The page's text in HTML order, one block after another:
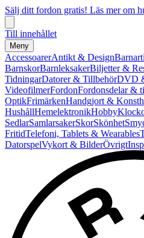
Sälj ditt fordon gratis! Läs mer om
Till innehållet
Meny
AccessoarerAntikt & Design
BarnskorBarnleksakerBiljetter &
TidningarDatorer & TillbehörDVD
VideofilmerFordonFordonsdelar &
OptikFrimärkenHandgjort &
HushållHemelektronikHobby
SedlarSamlarsakerSkorSkönhet
FritidTelefoni, Tablets & Wearables
DatorspelVykort & BilderÖvrigt